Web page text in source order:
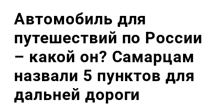
Автомобиль для
путешествий по России
– какой он? Самарцам
назвали 5 пунктов для
дальней дороги